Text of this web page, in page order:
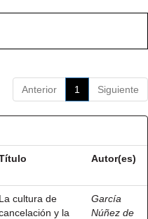
Anterior 1 Siguiente
Autor(es)
La cultura de
y la
García
Núñez de